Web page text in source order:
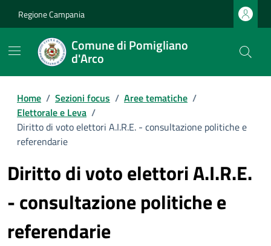
Regione Campania
Comune di Pomigliano
d'Arco
Home / Sezioni focus / Aree tematiche /
Elettorale e Leva /
Diritto di voto elettori A.I.R.E. - consultazione politiche e
referendarie
Diritto di voto elettori A.I.R.E.
- consultazione politiche e
referendarie